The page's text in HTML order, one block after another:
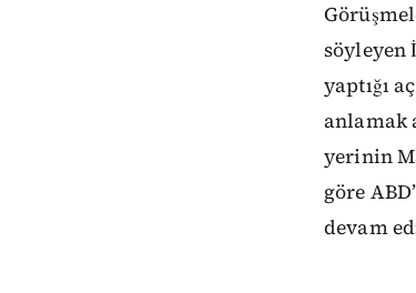
söyleyen
yaptığı
anlamak
yerinin
göre
devam